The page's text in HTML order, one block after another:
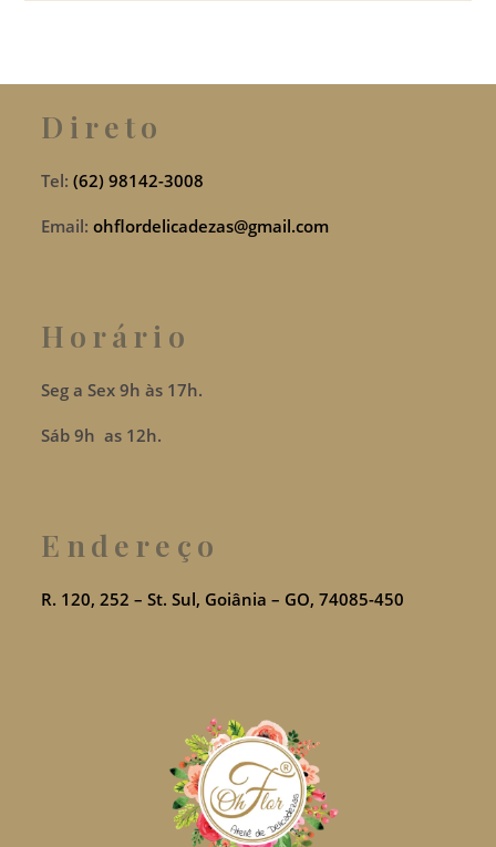
Direto
Tel: (62) 98142-3008
Email:ohflordelicadezas@gmail.com
Horário
Seg a Sex 9h às 17h.
Sáb 9h as 12h.
Endereço
R. 120, 252 – St. Sul, Goiânia – GO, 74085-450